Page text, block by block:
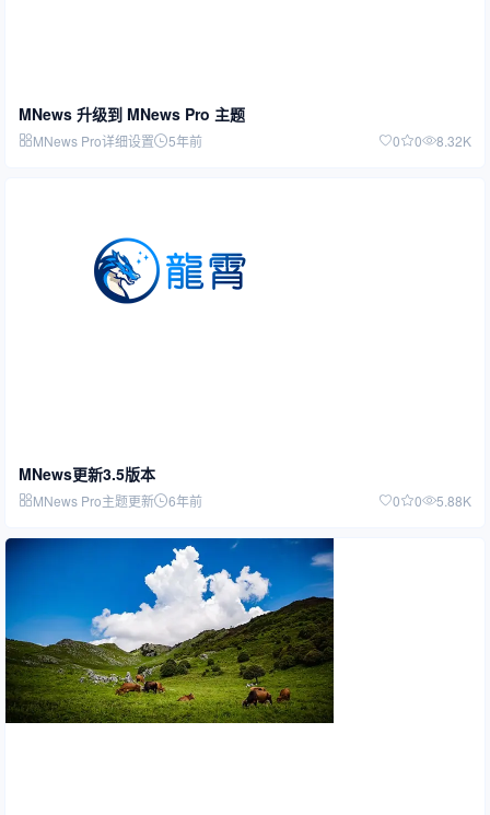
MNews 升级到 MNews Pro 主题
MNews Pro详细设置 5年前 0 0 8.32K
MNews更新3.5版本
MNews Pro主题更新 6年前 0 0 5.88K